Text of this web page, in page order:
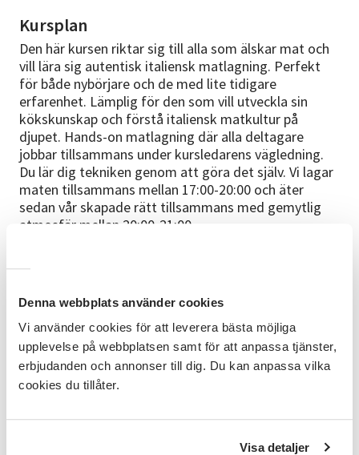
Denna webbplats använder cookies
Vi använder cookies för att leverera bästa möjliga
upplevelse på webbplatsen samt för att anpassa tjänster,
erbjudanden och annonser till dig. Du kan anpassa vilka
cookies du tillåter.
Visa detaljer
Kursplan
Den här kursen riktar sig till alla som älskar mat och
vill lära sig autentisk italiensk matlagning. Perfekt
för både nybörjare och de med lite tidigare
erfarenhet. Lämplig för den som vill utveckla sin
kökskunskap och förstå italiensk matkultur på
djupet. Hands-on matlagning där alla deltagare
jobbar tillsammans under kursledarens vägledning.
Du lär dig tekniken genom att göra det själv. Vi lagar
maten tillsammans mellan 17:00-20:00 och äter
sedan vår skapade rätt tillsammans med gemytlig
atmosfär mellan 20:00-21:00.
Cirkelledare
Vincent Vitlock - erfaren Internationell kock med
många års erfarenhet av att undervisa autentisk
italiensk matlagning. Bott i Italien och studerat